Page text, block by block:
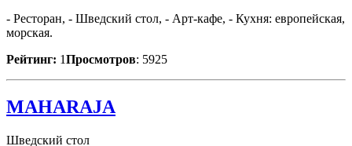
- Ресторан, - Шведский стол, - Арт-кафе, - Кухня: европейская,
морская.
Рейтинг: 1Просмотров: 5925
MAHARAJA
Шведский стол